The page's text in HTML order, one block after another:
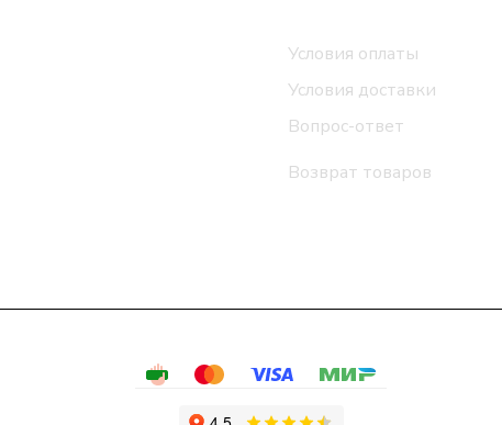
Условия оплаты
Условия доставки
Вопрос-ответ
Возврат товаров